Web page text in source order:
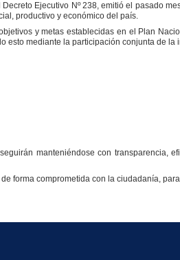
Ejecutivo Nº 238, emitió el pasado
productivo y económico del país.
y metas establecidas en el Plan
esto mediante la participación conjunta de la
manteniéndose con transparencia,
forma comprometida con la ciudadanía,